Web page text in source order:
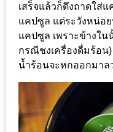
นโยบาย
ความ
เป็น
ส่วน
ประกาศ
เสร็จแล้วก็ดึงถาดใส่
แคปซูล แต่ระวังหน่อย
แคปซูล เพราะข้างใ
กรณีชงเครื่องดื่มร้อน
น้ำร้อนจะหกออกมาล